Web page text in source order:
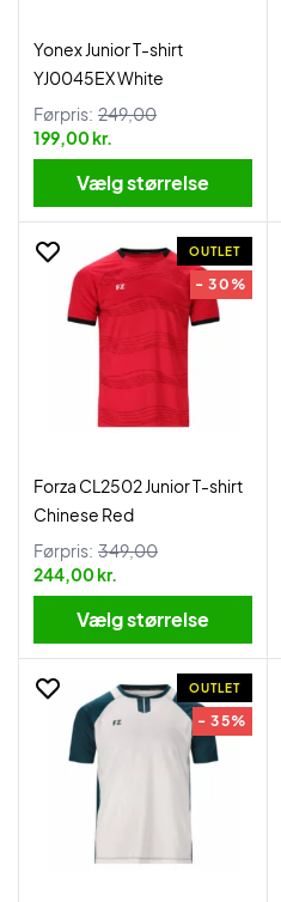
Yonex Junior T-shirt
YJ0045EX White
Førpris: 249,00
199,00 kr.
Vælg størrelse
OUTLET
- 30%
Forza CL2502 Junior T-shirt
Chinese Red
Førpris: 349,00
244,00 kr.
Vælg størrelse
OUTLET
- 35%